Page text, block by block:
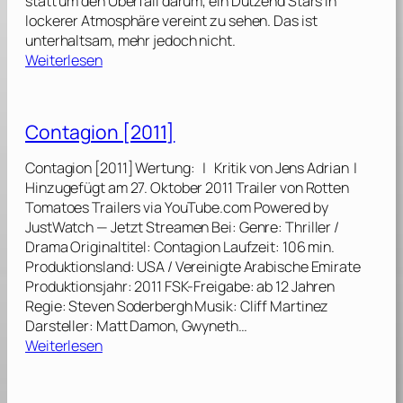
s
T
w
e
e
[
2
0
0
4
]
lockerer Atmosphäre vereint zu sehen. Das ist
unterhaltsam, mehr jedoch nicht.
Weiterlesen:
a
n
’
s
E
e
v
e
n
[
2
Contagion [2011]
Contagion [2011] Wertung: | Kritik von Jens Adrian |
Hinzugefügt am 27. Oktober 2011 Trailer von Rotten
Tomatoes Trailers via YouTube.com Powered by
JustWatch — Jetzt Streamen Bei: Genre: Thriller /
Drama Originaltitel: Contagion Laufzeit: 106 min.
Produktionsland: USA / Vereinigte Arabische Emirate
Produktionsjahr: 2011 FSK-Freigabe: ab 12 Jahren
Regie: Steven Soderbergh Musik: Cliff Martinez
Darsteller: Matt Damon, Gwyneth…
Weiterlesen: